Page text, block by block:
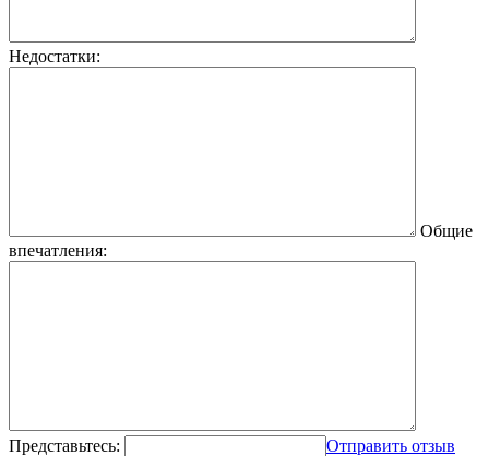
Недостатки:
Общие
впечатления:
Представьтесь: Отправить отзыв